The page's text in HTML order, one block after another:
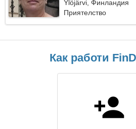
Ylöjärvi, Финландия
Приятелство
Как работи